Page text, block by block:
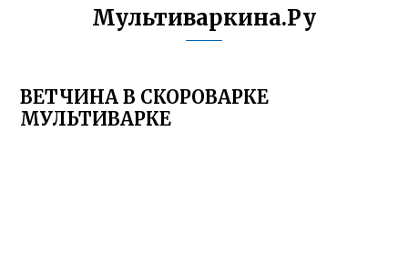
Мультиваркина.Ру
ВЕТЧИНА В СКОРОВАРКЕ
МУЛЬТИВАРКЕ